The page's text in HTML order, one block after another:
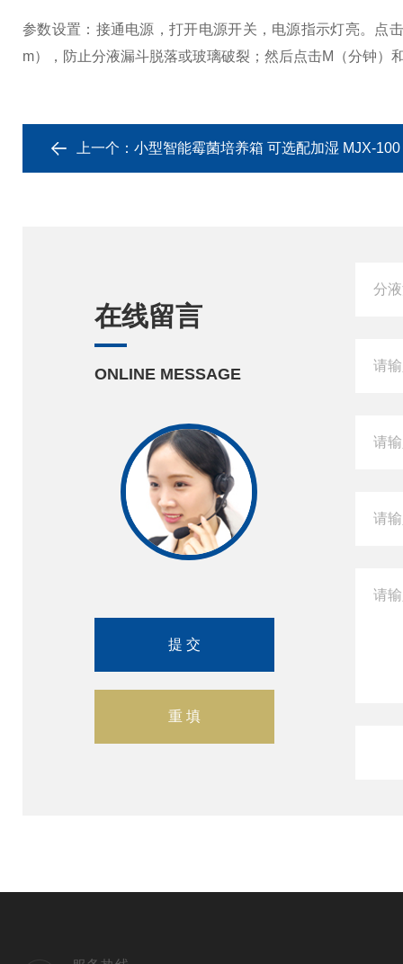
参数设置：接通电源，打开电源开关，电源指示灯亮。点
m），防止分液漏斗脱落或玻璃破裂；然后点击M（分钟
上一个： 小型智能霉菌培养箱 可选配加湿 MJX-100
在线留言
ONLINE MESSAGE